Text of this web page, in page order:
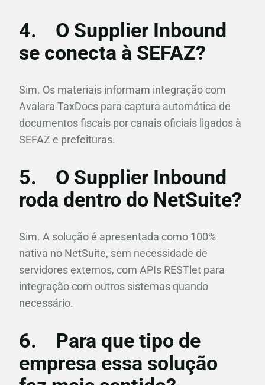
4. O Supplier Inbound
se conecta à SEFAZ?
Sim. Os materiais informam integração com
Avalara TaxDocs para captura automática de
documentos fiscais por canais oficiais ligados à
SEFAZ e prefeituras.
5. O Supplier Inbound
roda dentro do NetSuite?
Sim. A solução é apresentada como 100%
nativa no NetSuite, sem necessidade de
servidores externos, com APIs RESTlet para
integração com outros sistemas quando
necessário.
6. Para que tipo de
empresa essa solução